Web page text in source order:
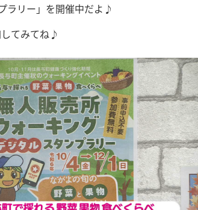
ラリー」を開催中だよ♪
てみてね♪